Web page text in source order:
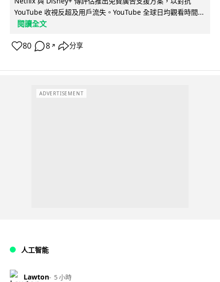
YouTube 收視反超及用戶流失。YouTube 全球日均觀看時間...
閱讀全文
80 8 ↗ 分享
ADVERTISEMENT
人工智能
Lawton 5 小時